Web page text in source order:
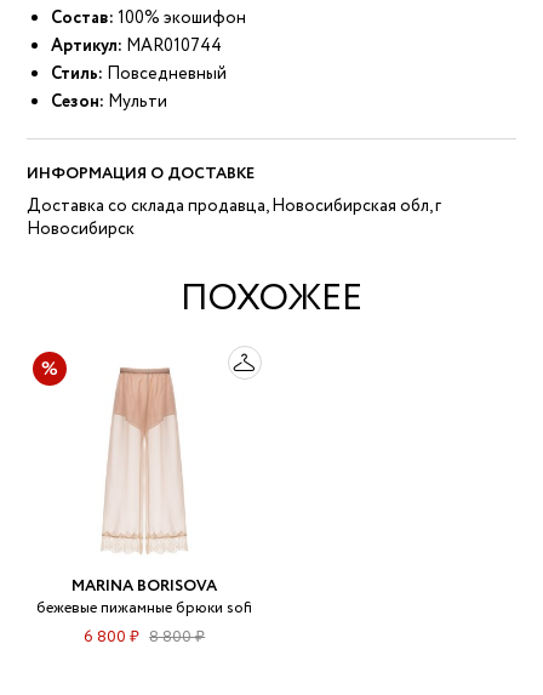
Состав: 100% экошифон
Артикул: MAR010744
Стиль: Повседневный
Сезон: Мульти
ИНФОРМАЦИЯ О ДОСТАВКЕ
Доставка со склада продавца, Новосибирская обл, г
Новосибирск
ПОХОЖЕЕ
MARINA BORISOVA
бежевые пижамные брюки sofi
6 800 ₽ 8 800 ₽